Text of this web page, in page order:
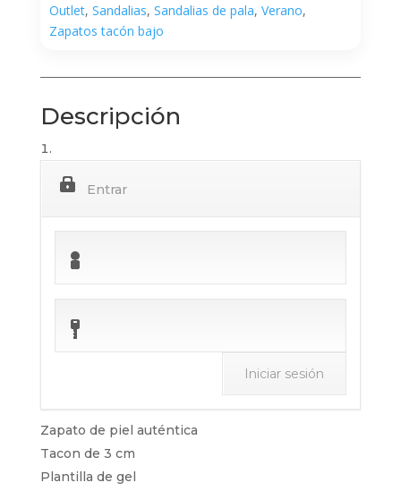
Outlet, Sandalias, Sandalias de pala, Verano,
Zapatos tacón bajo
Descripción
Entrar
Zapato de piel auténtica
Tacon de 3 cm
Plantilla de gel